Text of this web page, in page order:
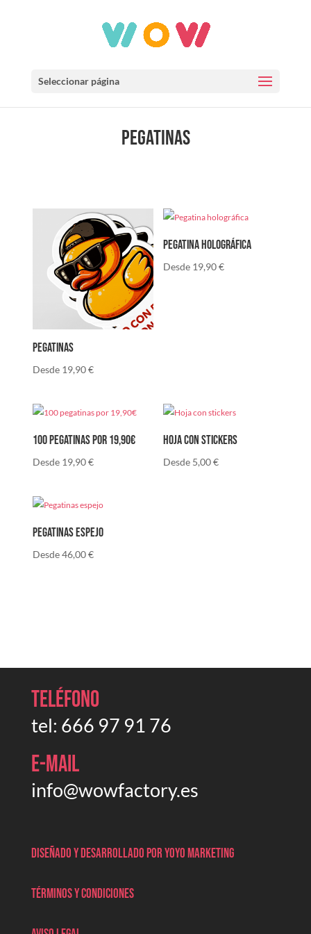
Seleccionar página
Pegatinas
Pegatinas
Desde 19,90€
Pegatina holográfica
Desde 19,90€
100 pegatinas por 19,90€
Desde 19,90€
Hoja con stickers
Desde 5,00€
Pegatinas espejo
Desde46,00€
Teléfono
tel: 666 97 91 76
E-mail
info@wowfactory.es
Diseñado y desarrollado por Yoyo marketing
Términos y condiciones